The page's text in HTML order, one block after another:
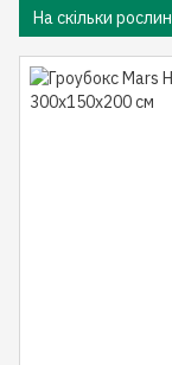
На скільки рослин